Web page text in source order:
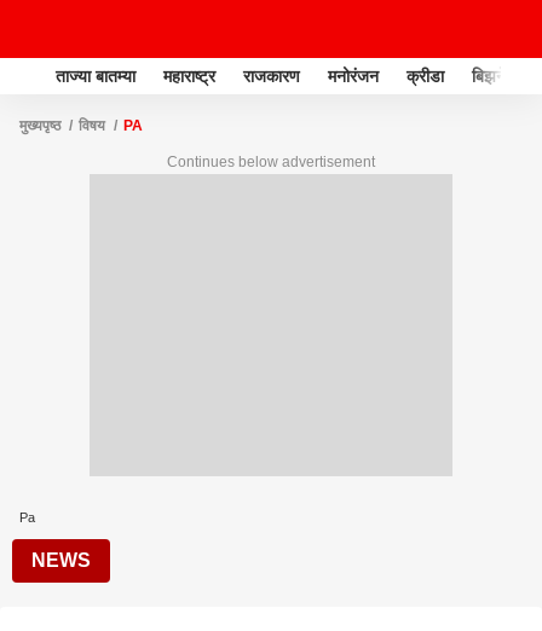
ताज्या बातम्या महाराष्ट्र राजकारण मनोरंजन क्रीडा बिझनेस
मुख्यपृष्ठ विषय PA
Continues below advertisement
Pa
NEWS